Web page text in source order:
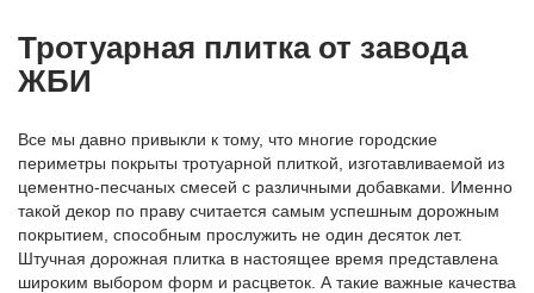
Тротуарная плитка от завода
ЖБИ
Все мы давно привыкли к тому, что многие городские
периметры покрыты тротуарной плиткой, изготавливаемой из
цементно-песчаных смесей с различными добавками. Именно
такой декор по праву считается самым успешным дорожным
покрытием, способным прослужить не один десяток лет.
Штучная дорожная плитка в настоящее время представлена
широким выбором форм и расцветок. А такие важные качества